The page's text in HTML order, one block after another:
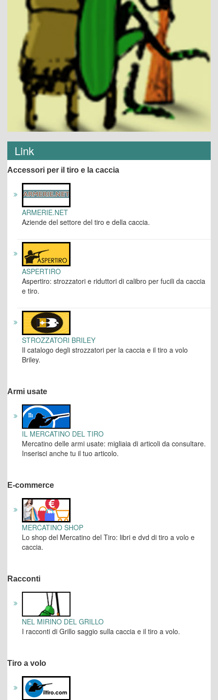
Link
Accessori per il tiro e la caccia
ARMERIE.NET
Aziende del settore del tiro e della caccia.
ASPERTIRO
Aspertiro: strozzatori e riduttori di calibro per fucili da caccia
e tiro.
STROZZATORI BRILEY
Il catalogo degli strozzatori per la caccia e il tiro a volo
Briley.
Armi usate
IL MERCATINO DEL TIRO
Mercatino delle armi usate: migliaia di articoli da consultare.
Inserisci anche tu il tuo articolo.
E-commerce
MERCATINO SHOP
Lo shop del Mercatino del Tiro: libri e dvd di tiro a volo e
caccia.
Racconti
NEL MIRINO DEL GRILLO
I racconti di Grillo saggio sulla caccia e il tiro a volo.
Tiro a volo